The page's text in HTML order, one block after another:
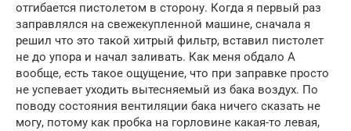
отгибается пистолетом в сторону. Когда я первый раз
заправлялся на свежекупленной машине, сначала я
решил что это такой хитрый фильтр, вставил пистолет
не до упора и начал заливать. Как меня обдало А
вообще, есть такое ощущение, что при заправке просто
не успевает уходить вытесняемый из бака воздух. По
поводу состояния вентиляции бака ничего сказать не
могу, потому как пробка на горловине какая-то левая,